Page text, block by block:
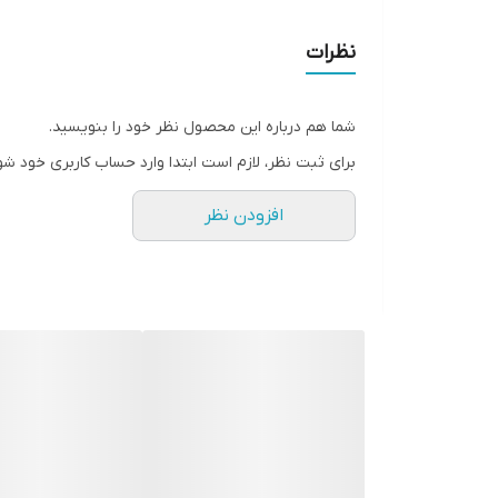
نظرات
شما هم درباره این محصول نظر خود را بنویسید.
برای ثبت نظر، لازم است ابتدا وارد حساب کاربری خود
افزودن نظر